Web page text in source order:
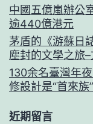
中國五億嵐辦公
逾440億港元
茅盾的《游蘇日
塵封的文學之旅
130余名臺灣年
修設計是“首來族”
近期留言